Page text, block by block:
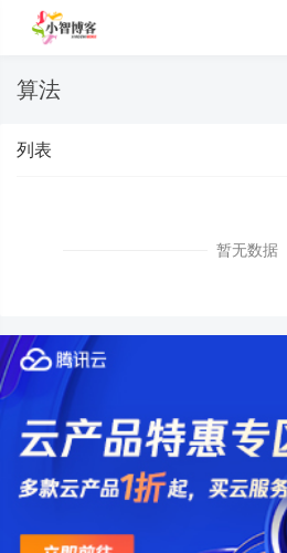
算法
列表
暂无数据